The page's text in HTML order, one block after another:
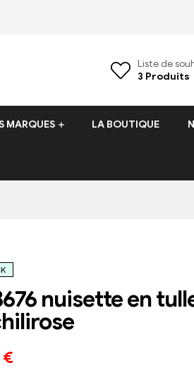
Liste de
3 Produits
MARQUES LA BOUTIQUE
nuisette en
€